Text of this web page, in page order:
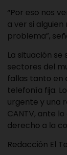
“Por eso nos
a ver si
problema”,
La situación
sectores del
fallas tanto en
telefonía fija.
urgente y una
CANTV, ante
derecho a la
Redacción El